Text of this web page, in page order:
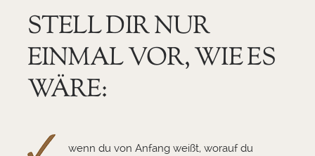
STELL DIR NUR
EINMAL VOR, WIE ES
WÄRE:
wenn du von Anfang weißt, worauf du